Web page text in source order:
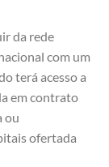
da rede
com um
terá acesso a
em contrato
ou
ofertada